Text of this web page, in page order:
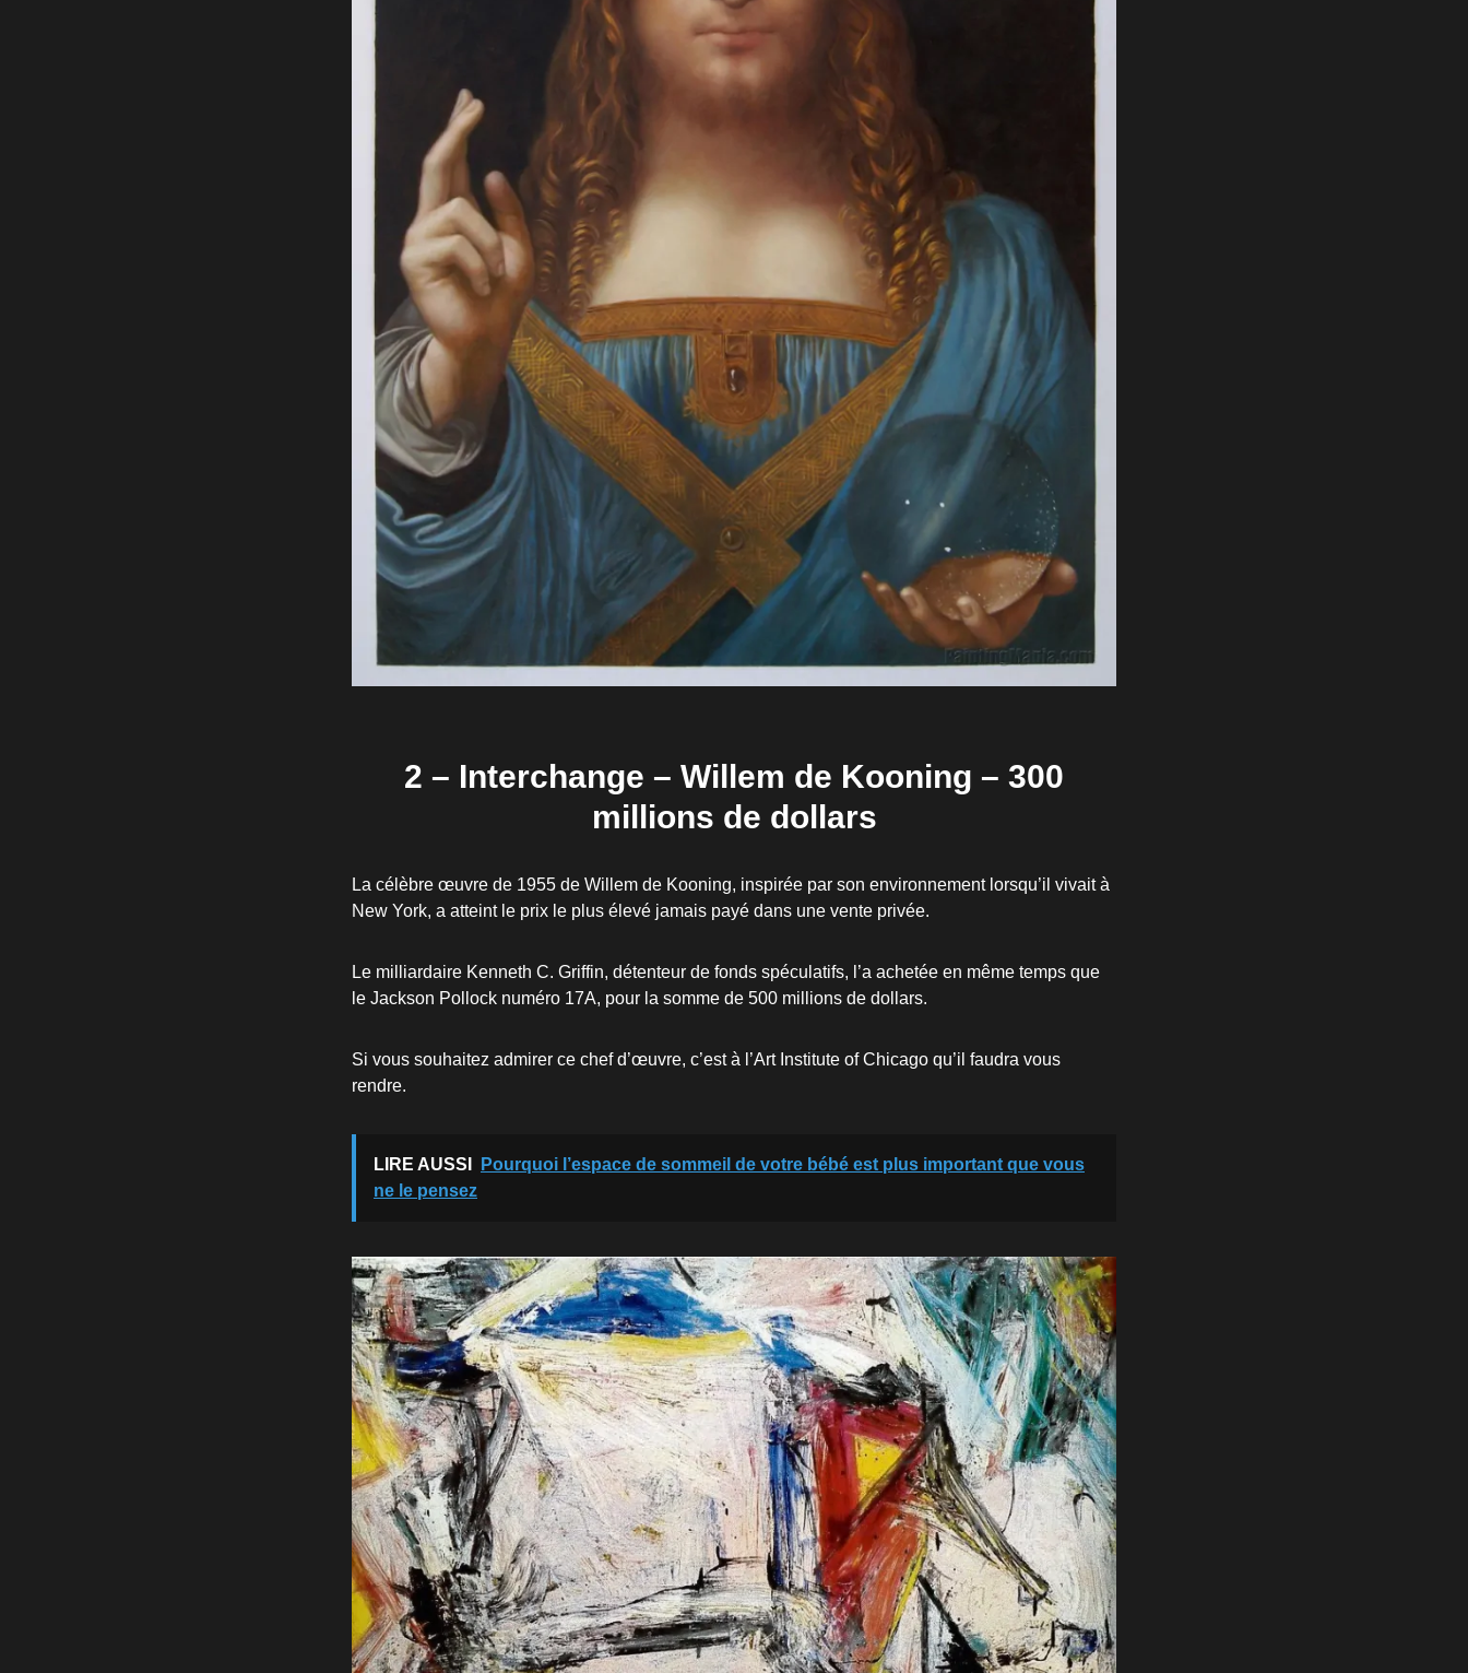
2 – Interchange – Willem de Kooning – 300
millions de dollars
La célèbre œuvre de 1955 de Willem de Kooning, inspirée par son environnement lorsqu’il vivait à
New York, a atteint le prix le plus élevé jamais payé dans une vente privée.
Le milliardaire Kenneth C. Griffin, détenteur de fonds spéculatifs, l’a achetée en même temps que
le Jackson Pollock numéro 17A, pour la somme de 500 millions de dollars.
Si vous souhaitez admirer ce chef d’œuvre, c’est à l’Art Institute of Chicago qu’il faudra vous
rendre.
LIRE AUSSI
Pourquoi l’espace de sommeil de votre bébé est plus important que vous
ne le pensez